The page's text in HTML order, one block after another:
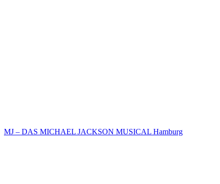
MJ – DAS MICHAEL JACKSON MUSICAL Hamburg